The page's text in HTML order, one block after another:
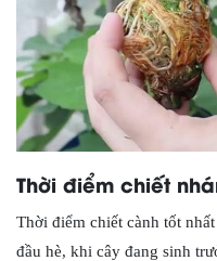
Thời điểm chiết
Thời điểm chiết cành tốt
đầu hè, khi cây đang sinh